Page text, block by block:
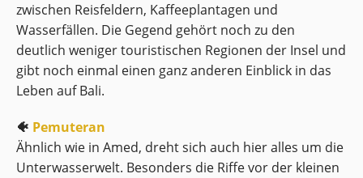
zwischen Reisfeldern, Kaffeeplantagen und
Wasserfällen. Die Gegend gehört noch zu den
deutlich weniger touristischen Regionen der Insel und
gibt noch einmal einen ganz anderen Einblick in das
Leben auf Bali.
🐠 Pemuteran
Ähnlich wie in Amed, dreht sich auch hier alles um die
Unterwasserwelt. Besonders die Riffe vor der kleinen